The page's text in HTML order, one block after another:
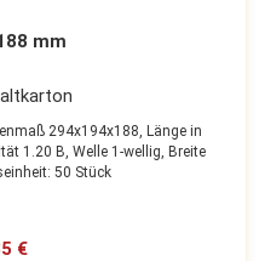
mm
294x194x188, Länge in
1.20 B, Welle 1-wellig, Breite
50 Stück
€